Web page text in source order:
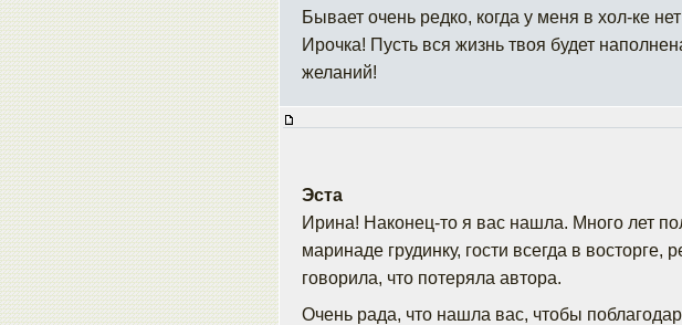
Бывает очень редко, когда у меня в хол-ке нет
Ирочка! Пусть вся жизнь твоя будет
желаний!
Эста
Ирина! Наконец-то я вас нашла. Много лет
маринаде грудинку, гости всегда в
говорила, что потеряла автора.
Очень рада, что нашла вас, чтобы